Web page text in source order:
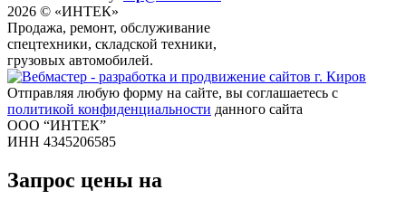
2026 © «ИНТЕК»
Продажа, ремонт, обслуживание
спецтехники, складской техники,
грузовых автомобилей.
Отправляя любую форму на сайте, вы соглашаетесь с
политикой конфиденциальности данного сайта
ООО “ИНТЕК”
ИНН 4345206585
Запрос цены на